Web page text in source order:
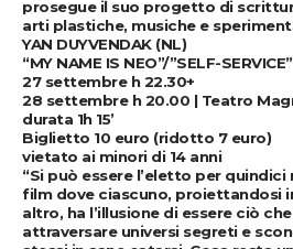
prosegue il suo progetto di
arti plastiche, musiche e
YAN DUYVENDAK (NL)
“MY NAME IS NEO”/”SELF-SERVICE”
27 settembre h 22.30+
28 settembre h 20.00 | Teatro
durata 1h 15’
Biglietto 10 euro (ridotto 7 euro)
vietato ai minori di 14 anni
“Si può essere l’eletto per
film dove ciascuno, proiettandosi
altro, ha l’illusione di essere ciò
attraversare universi segreti e